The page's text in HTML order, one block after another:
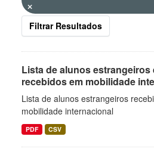
Filtrar Resultados
Lista de alunos estrangeiros
recebidos em mobilidade
Lista de alunos estrangeiros
mobilidade internacional
PDF CSV